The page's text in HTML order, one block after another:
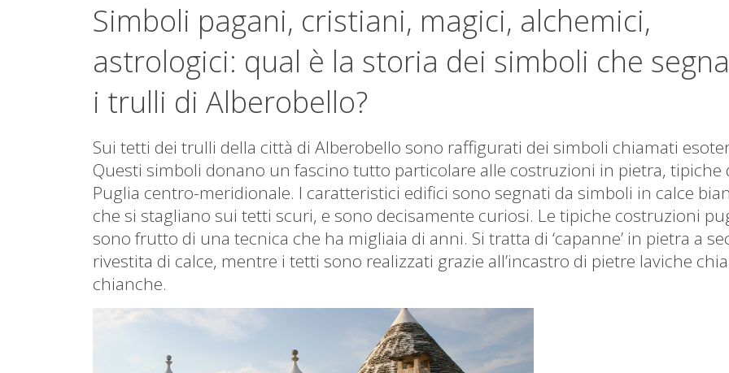
Simboli pagani, cristiani, magici, alchemici,
astrologici: qual è la storia dei simboli che
i trulli di Alberobello?
Sui tetti dei trulli della città di Alberobello sono raffigurati dei simboli chiamati
Questi simboli donano un fascino tutto particolare alle costruzioni in pietra, tipiche
Puglia centro-meridionale. I caratteristici edifici sono segnati da simboli in calce
che si stagliano sui tetti scuri, e sono decisamente curiosi. Le tipiche costruzioni
sono frutto di una tecnica che ha migliaia di anni. Si tratta di ‘capanne’ in pietra a
rivestita di calce, mentre i tetti sono realizzati grazie all’incastro di pietre laviche
chianche.